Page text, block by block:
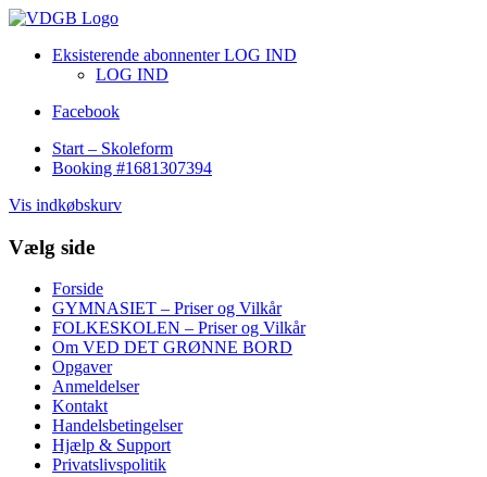
Eksisterende abonnenter LOG IND
LOG IND
Facebook
Start – Skoleform
Booking #1681307394
Vis indkøbskurv
Vælg side
Forside
GYMNASIET – Priser og Vilkår
FOLKESKOLEN – Priser og Vilkår
Om VED DET GRØNNE BORD
Opgaver
Anmeldelser
Kontakt
Handelsbetingelser
Hjælp & Support
Privatslivspolitik